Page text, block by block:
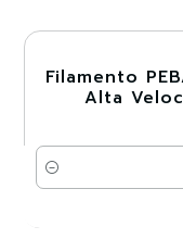
-30%
Filamento
Alta
Cantidad